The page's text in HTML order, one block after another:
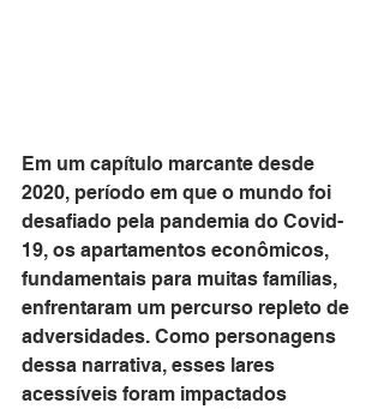
Em um capítulo marcante desde
2020, período em que o mundo foi
desafiado pela pandemia do Covid-
19, os apartamentos econômicos,
fundamentais para muitas famílias,
enfrentaram um percurso repleto de
adversidades. Como personagens
dessa narrativa, esses lares
acessíveis foram impactados